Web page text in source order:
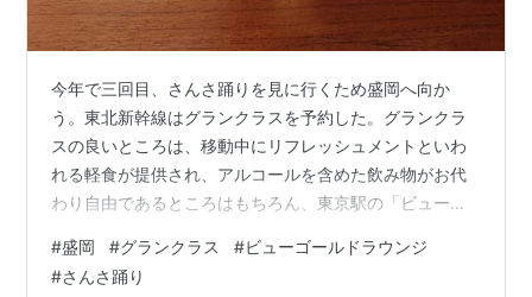
今年で三回目、さんさ踊りを見に行くため盛岡へ向か
う。東北新幹線はグランクラスを予約した。グランクラ
スの良いところは、移動中にリフレッシュメントといわ
れる軽食が提供され、アルコールを含めた飲み物がお代
わり自由であるところはもちろん、東京駅の「ビューゴ
入っている。東京駅までの電車遅延が心配で、いつも早
めに到着してしまうんだけど、ラウンジでゆっくり時間
#盛岡 #グランクラス #ビューゴールドラウンジ
#さんさ踊り